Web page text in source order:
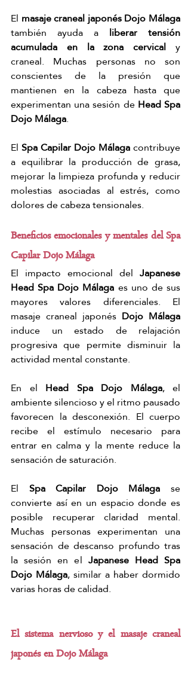
El
también ayuda a liberar tensión
acumulada en la zona cervical y
craneal. Muchas personas no son
conscientes de la presión que
mantienen en la cabeza hasta que
experimentan una sesión de Head Spa
Dojo Málaga.
El Spa Capilar Dojo Málaga contribuye
a equilibrar la producción de grasa,
mejorar la limpieza profunda y reducir
molestias asociadas al estrés, como
dolores de cabeza tensionales.
Beneficios emocionales y mentales del Spa
Capilar Dojo Málaga
El impacto emocional del Japanese
Head Spa Dojo Málaga es uno de sus
mayores valores diferenciales. El
masaje craneal japonés Dojo Málaga
induce un estado de relajación
progresiva que permite disminuir la
actividad mental constante.
En el Head Spa Dojo Málaga, el
ambiente silencioso y el ritmo pausado
favorecen la desconexión. El cuerpo
recibe el estímulo necesario para
entrar en calma y la mente reduce la
sensación de saturación.
El Spa Capilar Dojo Málaga se
convierte así en un espacio donde es
posible recuperar claridad mental.
Muchas personas experimentan una
sensación de descanso profundo tras
la sesión en el Japanese Head Spa
Dojo Málaga, similar a haber dormido
varias horas de calidad.
El sistema nervioso y el masaje craneal
japonés en Dojo Málaga